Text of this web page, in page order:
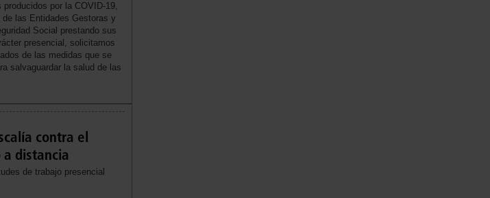
por la COVID-19,
las Entidades Gestoras y
Social prestando sus
presencial, solicitamos
de las medidas que se
salvaguardar la salud de las
contra el
distancia
de trabajo presencial